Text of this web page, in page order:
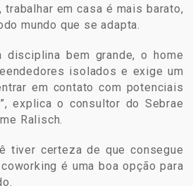
em casa é mais barato,
mundo que se adapta.
disciplina bem grande, o home
isolados e exige um
em contato com potenciais
explica o consultor do Sebrae
Ralisch.
tiver certeza de que consegue
é uma boa opção para